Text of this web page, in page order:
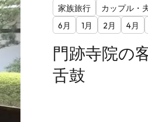
家族旅行
カップル・
6月
1月 2月 4月
門跡寺院の
舌鼓